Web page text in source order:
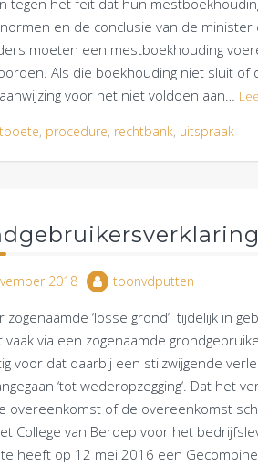
tegen het feit dat hun
en de conclusie van de
moeten een mestboekhouding
Als die boekhouding niet sluit
voor het niet voldoen aan…
, procedure, rechtbank, uitspraak
2018 toonvdputten
zogenaamde ‘losse grond’ tijdelijk in
via een zogenaamde
voor dat daarbij een stilzwijgende
‘tot wederopzegging‘. Dat het
overeenkomst of de overeenkomst
College van Beroep voor het
heeft op 12 mei 2016 een